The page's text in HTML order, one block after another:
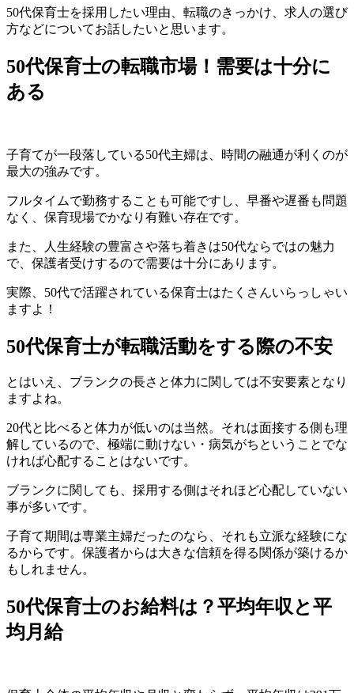
50代保育士を採用したい理由、転職のきっかけ、求人の選び
方などについてお話したいと思います。
50代保育士の転職市場！需要は十分に
ある
子育てが一段落している50代主婦は、 時間の融通が利くのが
最大の強みです。
フルタイムで勤務することも可能ですし、早番や遅番も問題
なく、保育現場でかなり有難い存在です。
また、
人生経験の豊富さや落ち着きは50代ならではの魅力
で、保護者受けするので需要は十分にあります。
実際、50代で活躍されている保育士はたくさんいらっしゃい
ますよ！
50代保育士が転職活動をする際の不安
とはいえ、ブランクの長さと体力に関しては不安要素となり
ますよね。
20代と比べると体力が低いのは当然。それは面接する側も理
解しているので、極端に動けない・病気がちということでな
ければ心配することはないです。
ブランクに関しても、採用する側はそれほど心配していない
事が多いです。
子育て期間は専業主婦だったのなら、それも立派な経験にな
るからです。保護者からは大きな信頼を得る関係が築けるか
もしれません。
50代保育士のお給料は？平均年収と平
均月給